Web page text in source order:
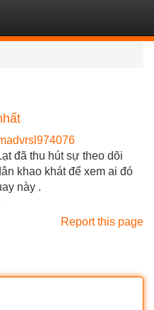
đã thu hút sự theo dõi
khao khát để xem ai đó
này .
Report this page